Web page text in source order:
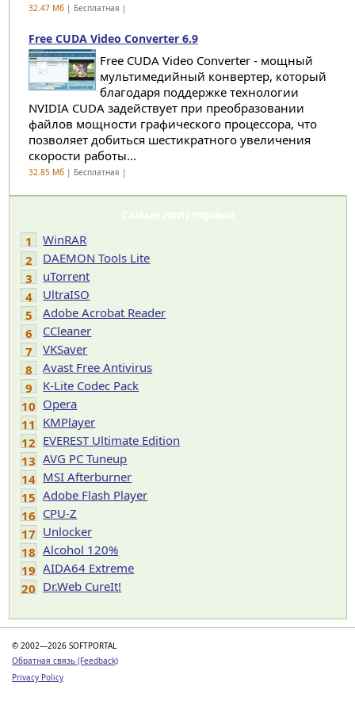
32.47 Мб| Бесплатная |
Free CUDA Video Converter 6.9
Free CUDA Video Converter - мощный
мультимедийный конвертер, который
благодаря поддержке технологии
NVIDIA CUDA задействует при преобразовании
файлов мощности графического процессора, что
позволяет добиться шестикратного увеличения
скорости работы...
32.85 Мб| Бесплатная |
Самые популярные
1
WinRAR
2
DAEMON Tools Lite
3
uTorrent
4
UltraISO
5
Adobe Acrobat Reader
6
CCleaner
7
VKSaver
8
Avast Free Antivirus
9
K-Lite Codec Pack
10 Opera
11 KMPlayer
12 EVEREST Ultimate Edition
13 AVG PC Tuneup
14 MSI Afterburner
15 Adobe Flash Player
16 CPU-Z
17 Unlocker
18 Alcohol 120%
19 AIDA64 Extreme
20 Dr.Web CureIt!
© 2002—2026 SOFTPORTAL
Обратная связь (Feedback)
Privacy Policy